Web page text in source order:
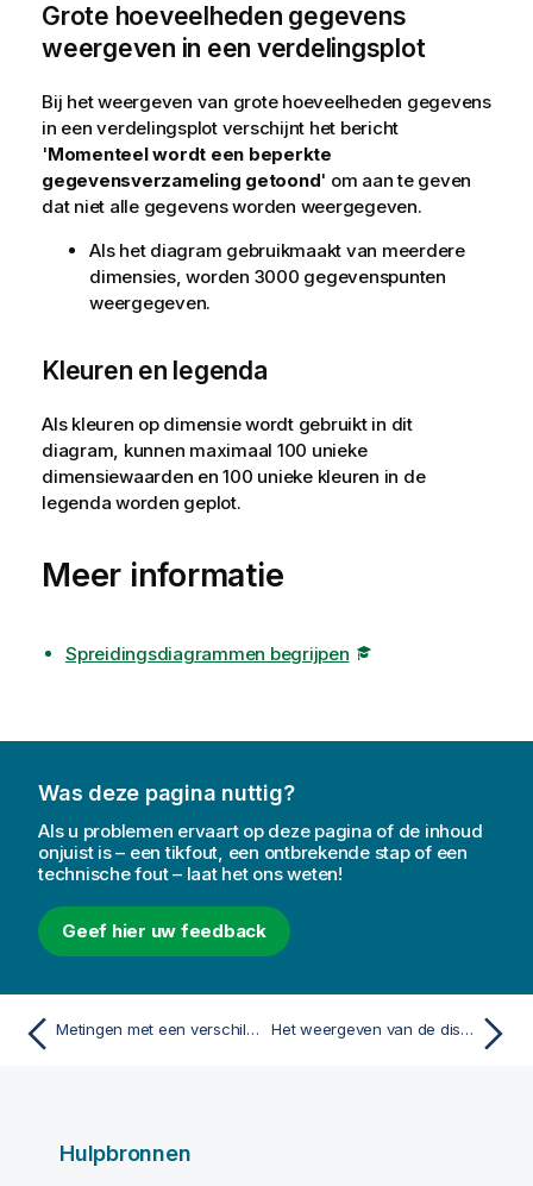
Grote hoeveelheden gegevens
weergeven in een verdelingsplot
Bij het weergeven van grote hoeveelheden gegevens
in een verdelingsplot verschijnt het bericht
'Momenteel wordt een beperkte
gegevensverzameling getoond' om aan te geven
dat niet alle gegevens worden weergegeven.
Als het diagram gebruikmaakt van meerdere
dimensies, worden 3000 gegevenspunten
weergegeven.
Kleuren en legenda
Als kleuren op dimensie wordt gebruikt in dit
diagram, kunnen maximaal 100 unieke
dimensiewaarden en 100 unieke kleuren in de
legenda worden geplot.
Meer informatie
Spreidingsdiagrammen begrijpen
Was deze pagina nuttig?
Als u problemen ervaart op deze pagina of de inhoud
onjuist is – een tikfout, een ontbrekende stap of een
technische fout – laat het ons weten!
Geef hier uw feedback
Metingen met een verschillende schaal vergelijken met behulp van een combinatiegrafiek Het weergeven van de distributie van metingswaarden in een dimensie met een verdelingsplot.
Hulpbronnen